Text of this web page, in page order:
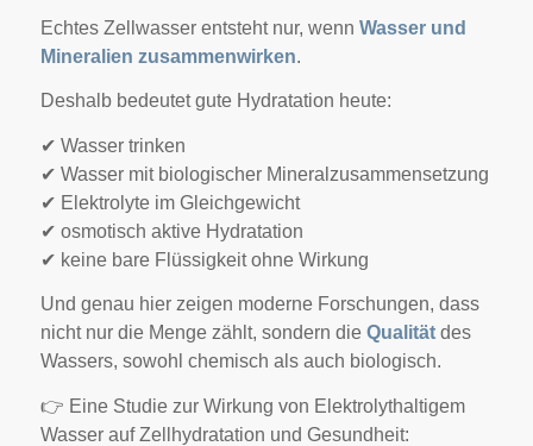
Echtes Zellwasser entsteht nur, wenn Wasser und
Mineralien zusammenwirken.
Deshalb bedeutet gute Hydratation heute:
✔ Wasser trinken
✔ Wasser mit biologischer Mineralzusammensetzung
✔ Elektrolyte im Gleichgewicht
✔ osmotisch aktive Hydratation
✔ keine bare Flüssigkeit ohne Wirkung
Und genau hier zeigen moderne Forschungen, dass
nicht nur die Menge zählt, sondern die Qualitätdes
Wassers, sowohl chemisch als auch biologisch.
👉 Eine Studie zur Wirkung von Elektrolythaltigem
Wasser auf Zellhydratation und Gesundheit: